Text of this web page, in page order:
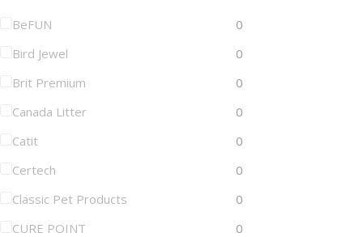
BeFUN
0
Bird Jewel
0
Brit Premium
0
Canada Litter
0
Catit
0
Certech
0
Classic Pet Products
0
CURE POINT
0